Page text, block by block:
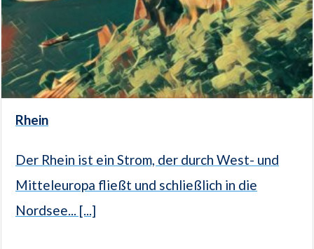
Rhein
Der Rhein ist ein Strom, der durch West- und
Mitteleuropa fließt und schließlich in die
Nordsee... [...]